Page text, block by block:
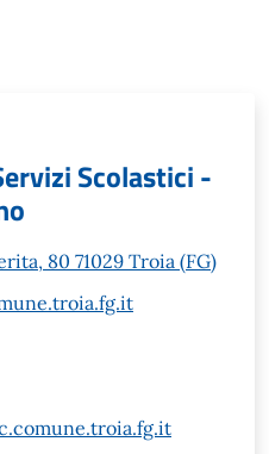
Scolastici -
80 71029 Troia (FG)